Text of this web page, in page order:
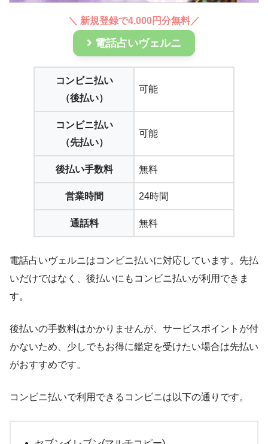
＼ 新規登録で4,000円分無料／
電話占いヴェルニ
コンビニ払い
（後払い）
可能
コンビニ払い
（先払い）
可能
後払い手数料 無料
営業時間 24時間
通話料 無料
電話占いヴェルニはコンビニ払いに対応しています。先払
いだけではなく、後払いにもコンビニ払いが利用できま
す。
後払いの手数料はかかりませんが、サービスポイントが付
かないため、少しでもお得に鑑定を受けたい場合は先払い
がおすすめです。
コンビニ払いで利用できるコンビニは以下の通りです。